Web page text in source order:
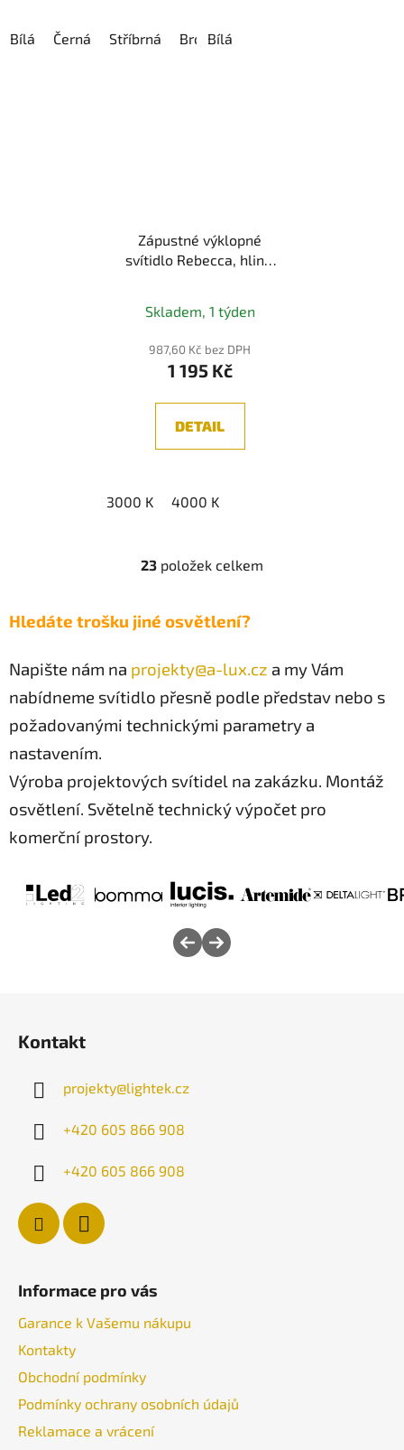
Bílá Černá Stříbrná Bronzová
Bílá
Zápustné výklopné
svítidlo Rebecca, hliník
hodnocení
produktu
je
z
Skladem, 1 týden
987,60 Kč bez DPH
1 195 Kč
DETAIL
3000 K 4000 K
O
l
á
a
c
p
v
k
y
i
s
u
23 položek celkem
Hledáte trošku jiné osvětlení?
Napište nám na projekty@a-lux.cz a my Vám
nabídneme svítidlo přesně podle představ nebo s
požadovanými technickými parametry a
nastavením.
Výroba projektových svítidel na zakázku. Montáž
osvětlení. Světelně technický výpočet pro
komerční prostory.
Kontakt
projekty@lightek.cz
+420 605 866 908
+420 605 866 908
Informace pro vás
Garance k Vašemu nákupu
Kontakty
Obchodní podmínky
Podmínky ochrany osobních údajů
Reklamace a vrácení